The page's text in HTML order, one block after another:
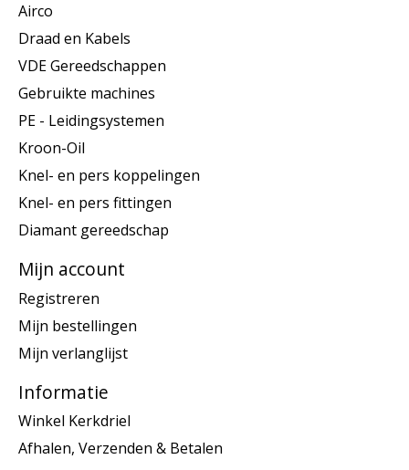
Airco
Draad en Kabels
VDE Gereedschappen
Gebruikte machines
PE - Leidingsystemen
Kroon-Oil
Knel- en pers koppelingen
Knel- en pers fittingen
Diamant gereedschap
Mijn account
Registreren
Mijn bestellingen
Mijn verlanglijst
Informatie
Winkel Kerkdriel
Afhalen, Verzenden & Betalen